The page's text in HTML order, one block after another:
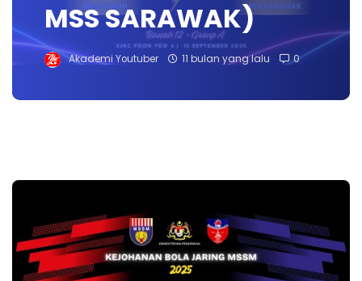
MSS SARAWAK)
Akademi Youtuber 11 bulan yang lalu 0